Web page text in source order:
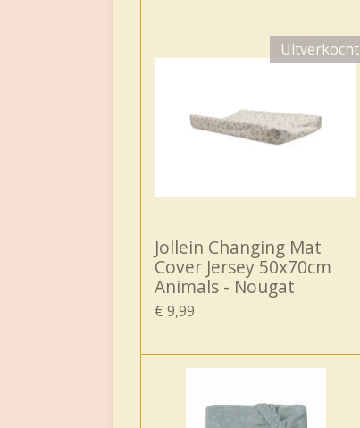
Uitverkocht
Jollein Changing Mat
Cover Jersey 50x70cm
Animals - Nougat
€ 9,99